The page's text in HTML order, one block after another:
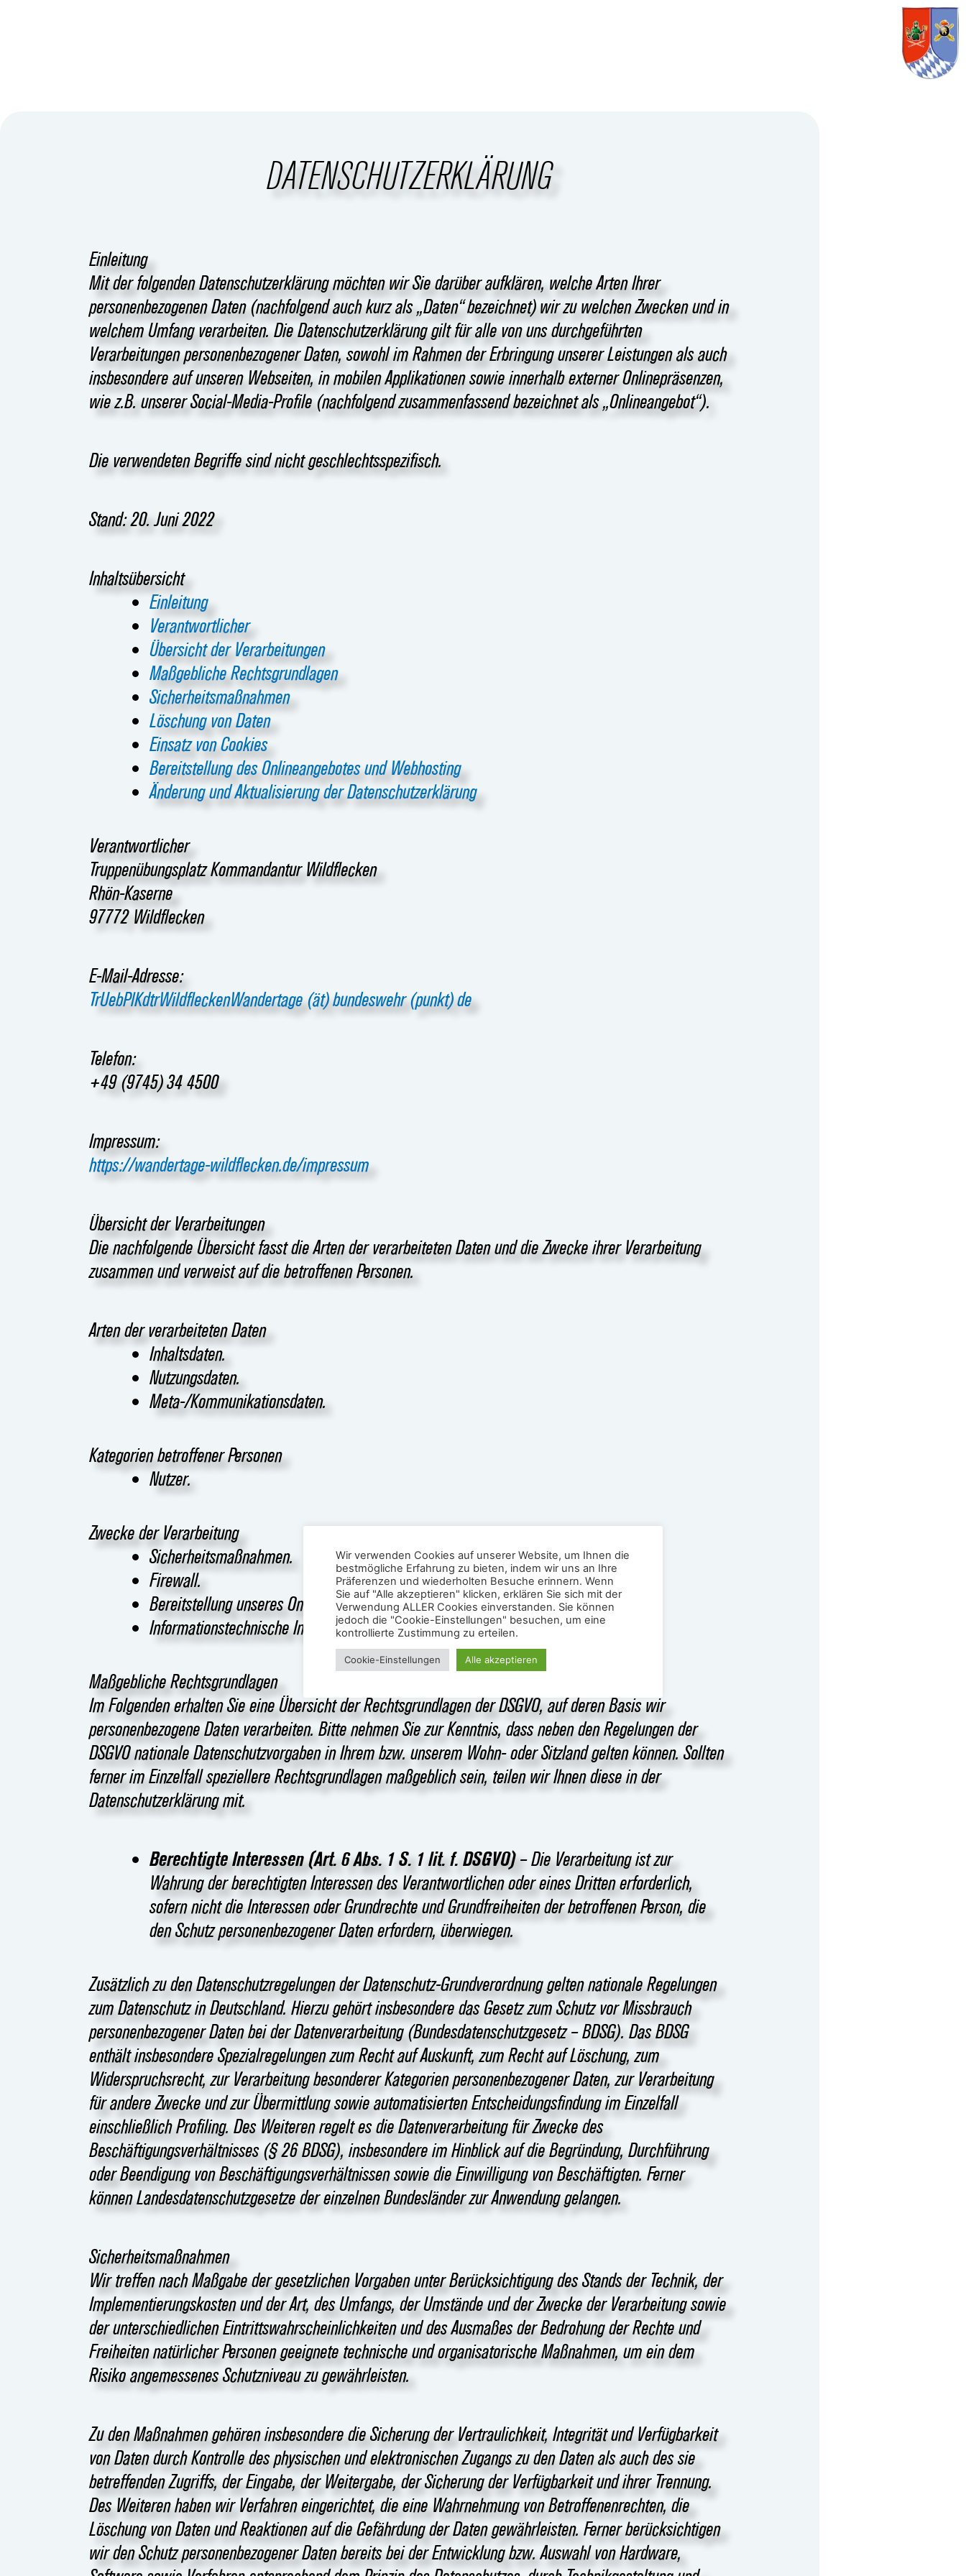
DATENSCHUTZERKLÄRUNG
Einleitung
Mit der folgenden Datenschutzerklärung möchten wir Sie darüber aufklären, welche Arten Ihrer
personenbezogenen Daten (nachfolgend auch kurz als „Daten“ bezeichnet) wir zu welchen Zwecken und in
welchem Umfang verarbeiten. Die Datenschutzerklärung gilt für alle von uns durchgeführten
Verarbeitungen personenbezogener Daten, sowohl im Rahmen der Erbringung unserer Leistungen als auch
insbesondere auf unseren Webseiten, in mobilen Applikationen sowie innerhalb externer Onlinepräsenzen,
wie z.B. unserer Social-Media-Profile (nachfolgend zusammenfassend bezeichnet als „Onlineangebot“).
Die verwendeten Begriffe sind nicht geschlechtsspezifisch.
Stand: 20. Juni 2022
Inhaltsübersicht
Einleitung
Verantwortlicher
Übersicht der Verarbeitungen
Maßgebliche Rechtsgrundlagen
Sicherheitsmaßnahmen
Löschung von Daten
Einsatz von Cookies
Bereitstellung des Onlineangebotes und Webhosting
Änderung und Aktualisierung der Datenschutzerklärung
Verantwortlicher
Truppenübungsplatz Kommandantur Wildflecken
Rhön-Kaserne
97772 Wildflecken
E-Mail-Adresse:
TrUebPlKdtrWildfleckenWandertage (ät) bundeswehr (punkt) de
Telefon:
+49 (9745) 34 4500
Impressum:
https://wandertage-wildflecken.de/impressum
Übersicht der Verarbeitungen
Die nachfolgende Übersicht fasst die Arten der verarbeiteten Daten und die Zwecke ihrer Verarbeitung
zusammen und verweist auf die betroffenen Personen.
Arten der verarbeiteten Daten
Inhaltsdaten.
Nutzungsdaten.
Meta-/Kommunikationsdaten.
Kategorien betroffener Personen
Nutzer.
Zwecke der Verarbeitung
Sicherheitsmaßnahmen.
Firewall.
Bereitstellung unseres Onlineangebotes und Nutzerfreundlichkeit.
Informationstechnische Infrastruktur.
Maßgebliche Rechtsgrundlagen
Im Folgenden erhalten Sie eine Übersicht der Rechtsgrundlagen der DSGVO, auf deren Basis wir
personenbezogene Daten verarbeiten. Bitte nehmen Sie zur Kenntnis, dass neben den Regelungen der
DSGVO nationale Datenschutzvorgaben in Ihrem bzw. unserem Wohn- oder Sitzland gelten können. Sollten
ferner im Einzelfall speziellere Rechtsgrundlagen maßgeblich sein, teilen wir Ihnen diese in der
Datenschutzerklärung mit.
Berechtigte Interessen (Art. 6 Abs. 1 S. 1 lit. f. DSGVO)– Die Verarbeitung ist zur
Wahrung der berechtigten Interessen des Verantwortlichen oder eines Dritten erforderlich,
sofern nicht die Interessen oder Grundrechte und Grundfreiheiten der betroffenen Person, die
den Schutz personenbezogener Daten erfordern, überwiegen.
Zusätzlich zu den Datenschutzregelungen der Datenschutz-Grundverordnung gelten nationale Regelungen
zum Datenschutz in Deutschland. Hierzu gehört insbesondere das Gesetz zum Schutz vor Missbrauch
personenbezogener Daten bei der Datenverarbeitung (Bundesdatenschutzgesetz – BDSG). Das BDSG
enthält insbesondere Spezialregelungen zum Recht auf Auskunft, zum Recht auf Löschung, zum
Widerspruchsrecht, zur Verarbeitung besonderer Kategorien personenbezogener Daten, zur Verarbeitung
für andere Zwecke und zur Übermittlung sowie automatisierten Entscheidungsfindung im Einzelfall
einschließlich Profiling. Des Weiteren regelt es die Datenverarbeitung für Zwecke des
Beschäftigungsverhältnisses (§ 26 BDSG), insbesondere im Hinblick auf die Begründung, Durchführung
oder Beendigung von Beschäftigungsverhältnissen sowie die Einwilligung von Beschäftigten. Ferner
können Landesdatenschutzgesetze der einzelnen Bundesländer zur Anwendung gelangen.
Sicherheitsmaßnahmen
Wir treffen nach Maßgabe der gesetzlichen Vorgaben unter Berücksichtigung des Stands der Technik, der
Implementierungskosten und der Art, des Umfangs, der Umstände und der Zwecke der Verarbeitung sowie
der unterschiedlichen Eintrittswahrscheinlichkeiten und des Ausmaßes der Bedrohung der Rechte und
Freiheiten natürlicher Personen geeignete technische und organisatorische Maßnahmen, um ein dem
Risiko angemessenes Schutzniveau zu gewährleisten.
Zu den Maßnahmen gehören insbesondere die Sicherung der Vertraulichkeit, Integrität und Verfügbarkeit
von Daten durch Kontrolle des physischen und elektronischen Zugangs zu den Daten als auch des sie
betreffenden Zugriffs, der Eingabe, der Weitergabe, der Sicherung der Verfügbarkeit und ihrer Trennung.
Des Weiteren haben wir Verfahren eingerichtet, die eine Wahrnehmung von Betroffenenrechten, die
Löschung von Daten und Reaktionen auf die Gefährdung der Daten gewährleisten. Ferner berücksichtigen
wir den Schutz personenbezogener Daten bereits bei der Entwicklung bzw. Auswahl von Hardware,
Wir verwenden Cookies auf unserer Website, um Ihnen die
bestmögliche Erfahrung zu bieten, indem wir uns an Ihre
Präferenzen und wiederholten Besuche erinnern. Wenn
Sie auf "Alle akzeptieren" klicken, erklären Sie sich mit der
Verwendung ALLER Cookies einverstanden. Sie können
jedoch die "Cookie-Einstellungen" besuchen, um eine
kontrollierte Zustimmung zu erteilen.
Cookie-Einstellungen Alle akzeptieren